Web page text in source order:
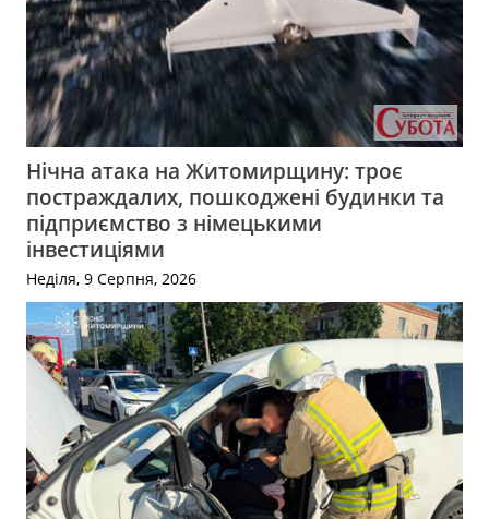
Нічна атака на Житомирщину: троє
постраждалих, пошкоджені будинки та
підприємство з німецькими
інвестиціями
Неділя, 9 Серпня, 2026